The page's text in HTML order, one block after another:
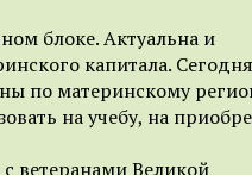
блоке. Актуальна и
капитала.
по материнскому
на учебу, на
ветеранами Великой